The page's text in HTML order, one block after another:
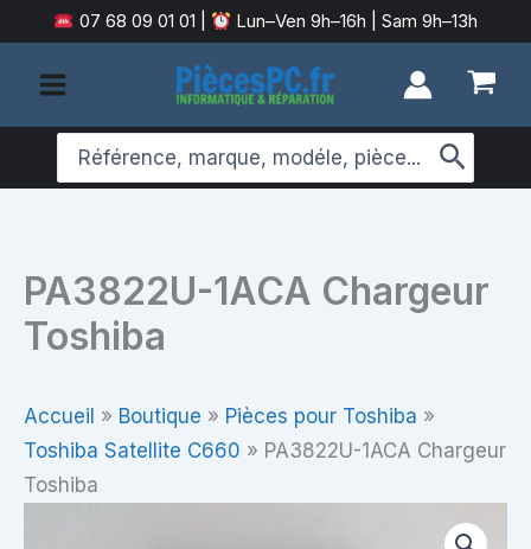
au
contenu
07 68 09 01 01 Lun–Ven 9h–16h | Sam 9h–13h
Search
for:
PA3822U-1ACA Chargeur
Toshiba
Accueil » Boutique » Pièces pour Toshiba »
Toshiba Satellite C660 » PA3822U-1ACA Chargeur
Toshiba